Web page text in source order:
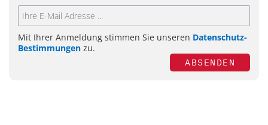
Mit Ihrer Anmeldung stimmen Sie unseren Datenschutz-
Bestimmungen zu.
ABSENDEN